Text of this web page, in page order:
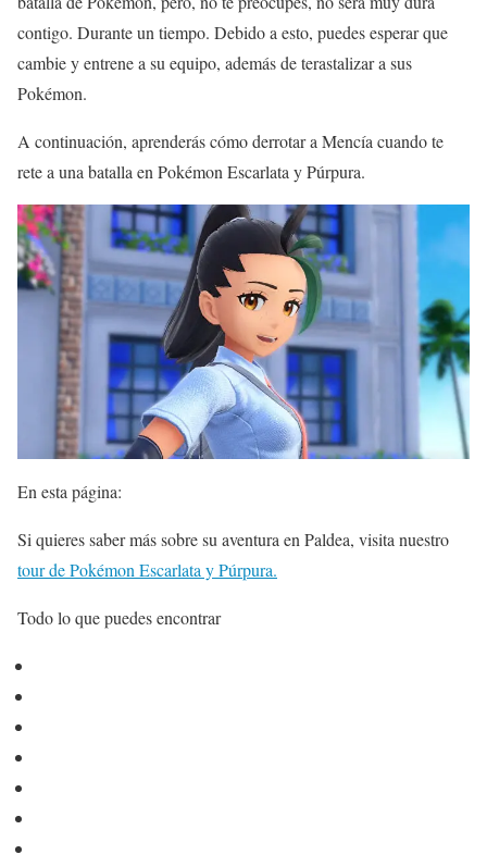
contigo. Durante un tiempo. Debido a esto, puedes esperar que
cambie y entrene a su equipo, además de terastalizar a sus
Pokémon.
A continuación, aprenderás cómo derrotar a Mencía cuando te
rete a una batalla en Pokémon Escarlata y Púrpura.
En esta página:
Si quieres saber más sobre su aventura en Paldea, visita nuestro
tour de Pokémon Escarlata y Púrpura.
Todo lo que puedes encontrar